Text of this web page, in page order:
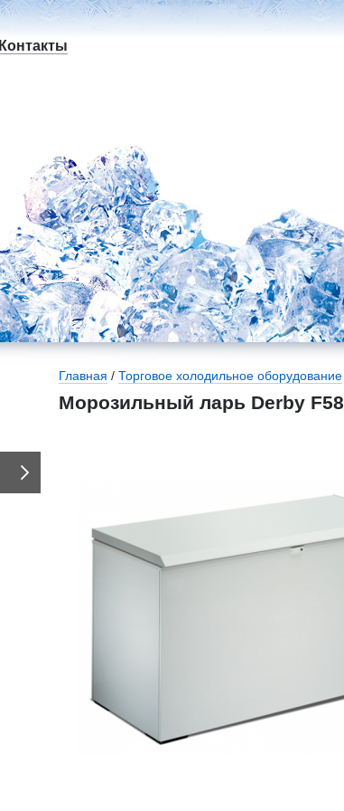
Контакты
Вы здесь
Главная / Торговое холодильное оборудование
Морозильный ларь Derby F58